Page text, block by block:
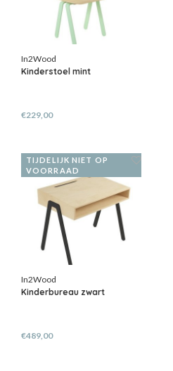
In2Wood
Kinderstoel mint
€229,00
TIJDELIJK NIET OP
VOORRAAD
In2Wood
Kinderbureau zwart
€489,00